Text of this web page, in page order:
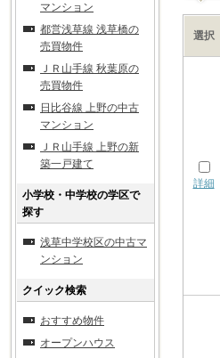
選択
詳細
マンション
都営浅草線 浅草橋の
売買物件
ＪＲ山手線 秋葉原の
売買物件
日比谷線 上野の中古
マンション
ＪＲ山手線 上野の新
築一戸建て
小学校・中学校の学区で
探す
浅草中学校区の中古マ
ンション
クイック検索
おすすめ物件
オープンハウス